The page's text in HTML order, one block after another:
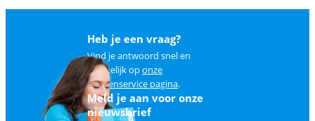
Heb je een vraag?
Vind je antwoord snel en
makkelijk oponze
klantenservice pagina.
Meld je aan voor onze
nieuwsbrief